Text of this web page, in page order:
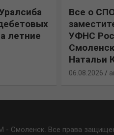
летние
Все о
УФНС
Натальи
06.08.2026
- Смоленск. Все права